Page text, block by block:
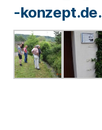
-konzept.de.